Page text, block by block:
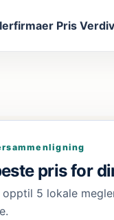
Pris
pris for
5 lokale